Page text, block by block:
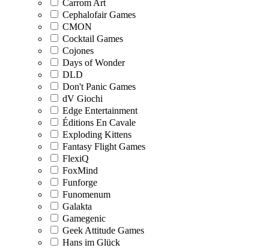
Carrom Art
Cephalofair Games
CMON
Cocktail Games
Cojones
Days of Wonder
DLD
Don't Panic Games
dV Giochi
Edge Entertainment
Éditions En Cavale
Exploding Kittens
Fantasy Flight Games
FlexiQ
FoxMind
Funforge
Funomenum
Galakta
Gamegenic
Geek Attitude Games
Hans im Glück